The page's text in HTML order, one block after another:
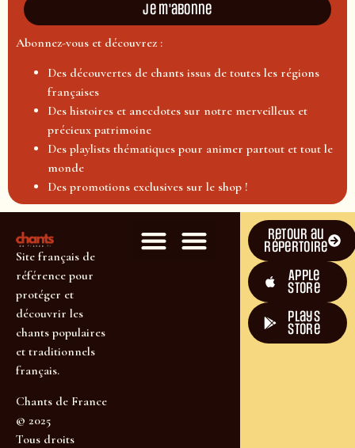
Je m'abonne
Abonnez-vous et découvrez :
Des découvertes de chants issus de toutes les régions
françaises
Des histoires et anecdotes sur notre merveilleux et
précieux patrimoine
Des playlists thématiques pour animer partout et tout le
monde
Des promotions exclusives sur le shop !
Site français de
référence pour
protéger et
découvrir les
chants populaires
et traditionnels
français.
Chants de France
© 2025
Tous droits
Retour au
répertoire
Apple
Store
plays
store